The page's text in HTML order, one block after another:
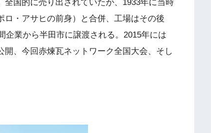
国的に売り出されていたが、1933年に当時
・アサヒの前身）と合併、工場はその後
企業から半田市に譲渡される。2015年には
、今回赤煉瓦ネットワーク全国大会、そし